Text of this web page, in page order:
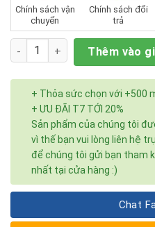
Chính sách vận
chuyển
Chính sách đổi
trả
Số lượng Thêm vào
+ Thỏa sức chọn với +500
+ ƯU ĐÃI T7 TỚI 20%
Sản phẩm của chúng tôi
vì thế bạn vui lòng liên hệ
để chúng tôi gửi bạn tham
nhất tại cửa hàng :)
Chat